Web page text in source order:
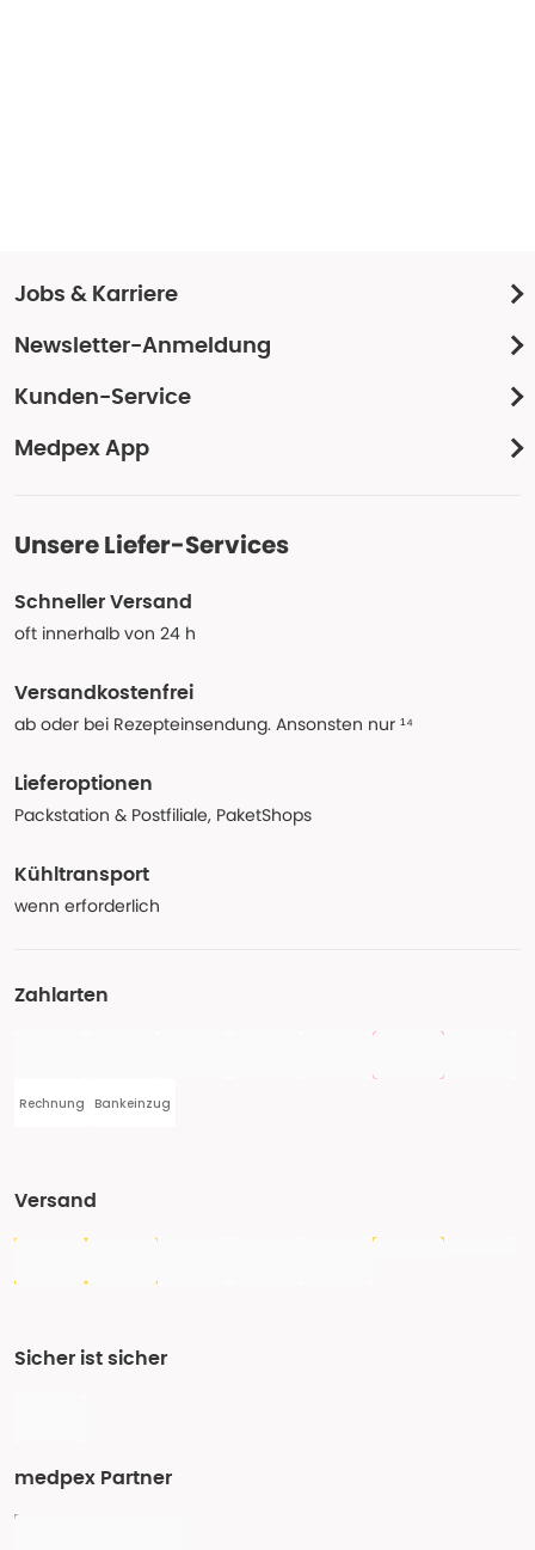
Jobs & Karriere
Newsletter-Anmeldung
Kunden-Service
Medpex App
Unsere Liefer-Services
Schneller Versand
oft innerhalb von 24 h
Versandkostenfrei
ab oder bei Rezepteinsendung. Ansonsten nur ¹⁴
Lieferoptionen
Packstation & Postfiliale, PaketShops
Kühltransport
wenn erforderlich
Zahlarten
Rechnung Bankeinzug
Versand
Sicher ist sicher
medpex Partner